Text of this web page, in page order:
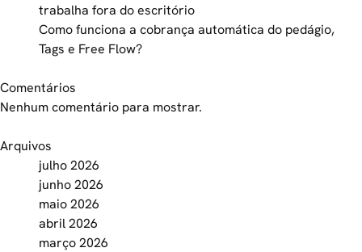
trabalha fora do escritório
Como funciona a cobrança automática do pedágio,
Tags e Free Flow?
Comentários
Nenhum comentário para mostrar.
Arquivos
julho 2026
junho 2026
maio 2026
abril 2026
março 2026